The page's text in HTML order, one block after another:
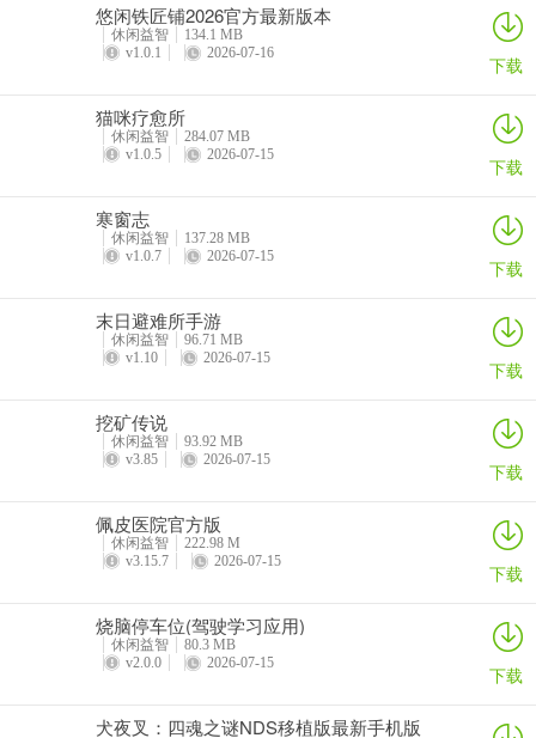
2、打钱时如何选择杯段也是一种方法，这里我只说七八九三个杯段，
其它的时间太久忘记了。七本我维持在900到1100段，八本维持在
1250到1400，九本维持在1400至1600段。我也就是在七本和八本初
期，完成了8天一个亿的打钱。有些玩家会认为我的杯段低了，我只想
说，我是为了打钱，我只是为了打钱。另外，当你每到一个阶段的末
到1250至1400。你需要提前适应打钱的感觉和方法，因为你在八本初
期，你的部队也还是同样的七本部队，但是你依然想保持高效，那么
3、在战斗时要注意什么部队怕什么塔，这样下兵的时候，不至于被对
4、打钱时候，唯一可以使用的是每次不超过一个的闪电，如果超过一
个闪电或者有其它药水的使用，那就是浪费钱了。要注意我们出来是
为了打钱，只是为了钱，他气再多，没钱就不打，他黑水再多，两千
也罢三千也罢，没钱也不打。切记，打钱期间，最好不要刻意去造一
波部队复仇别人，刻意造兵，会打乱节奏，严重影响速度。如果当前
部队满足复仇的需求，可以复仇。
悠闲铁匠铺2026官方最新版本
休闲益智
134.1 MB
v1.0.1
2026-07-16 下载
猫咪疗愈所
休闲益智
284.07 MB
v1.0.5
2026-07-15 下载
寒窗志
休闲益智
137.28 MB
v1.0.7
2026-07-15 下载
末日避难所手游
休闲益智
96.71 MB
v1.10
2026-07-15 下载
挖矿传说
休闲益智
93.92 MB
v3.85
2026-07-15 下载
佩皮医院官方版
休闲益智
222.98 M
v3.15.7
2026-07-15 下载
烧脑停车位(驾驶学习应用)
休闲益智
80.3 MB
v2.0.0
2026-07-15 下载
犬夜叉：四魂之谜NDS移植版最新手机版